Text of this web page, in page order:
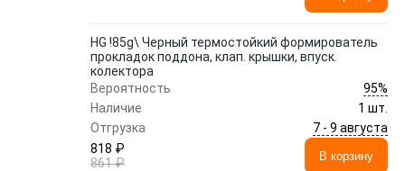
HG !85g\ Черный термостойкий формирователь
прокладок поддона, клап. крышки, впуск.
колектора
Вероятность
95%
Наличие
1 шт.
Отгрузка
7 - 9 августа
818 ₽
861 ₽
В корзину